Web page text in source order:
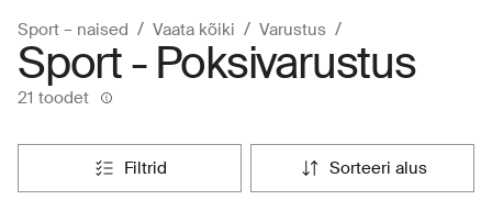
Sport – naised Vaata kõiki Varustus
Sport - Poksivarustus
21 toodet
filtrid sorteeri alus